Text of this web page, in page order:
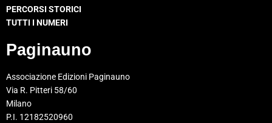
PERCORSI STORICI
TUTTI I NUMERI
Paginauno
Associazione Edizioni Paginauno
Via R. Pitteri 58/60
Milano
P.I. 12182520960